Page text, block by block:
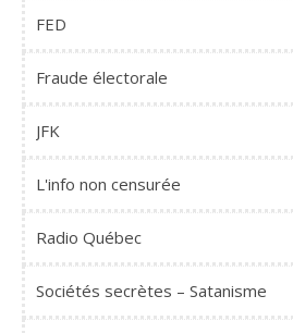
FED
Fraude électorale
JFK
L'info non censurée
Radio Québec
Sociétés secrètes – Satanisme